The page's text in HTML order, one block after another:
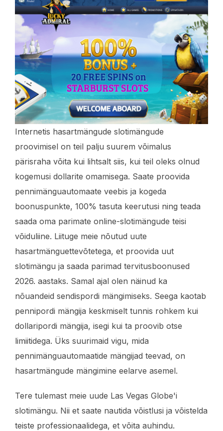
Internetis hasartmängude slotimängude
proovimisel on teil palju suurem võimalus
pärisraha võita kui lihtsalt siis, kui teil oleks olnud
kogemusi dollarite omamisega. Saate proovida
pennimänguautomaate veebis ja kogeda
boonuspunkte, 100% tasuta keerutusi ning teada
saada oma parimate online-slotimängude teisi
võiduliine. Liituge meie nõutud uute
hasartmänguettevõtetega, et proovida uut
slotimängu ja saada parimad tervitusboonused
2026. aastaks. Samal ajal olen näinud ka
nõuandeid sendispordi mängimiseks. Seega kaotab
pennipordi mängija keskmiselt tunnis rohkem kui
dollaripordi mängija, isegi kui ta proovib otse
limiitidega. Üks suurimaid vigu, mida
pennimänguautomaatide mängijad teevad, on
hasartmängude mängimine eelarve asemel.
Tere tulemast meie uude Las Vegas Globe'i
slotimängu. Nii et saate nautida võistlusi ja võistelda
teiste professionaalidega, et võita auhindu.